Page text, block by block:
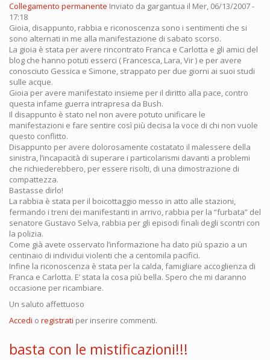
Collegamento permanente Inviato da gargantua il Mer, 06/13/2007 -
17:18
Gioia, disappunto, rabbia e riconoscenza sono i sentimenti che si
sono alternati in me alla manifestazione di sabato scorso.
La gioia è stata per avere rincontrato Franca e Carlotta e gli amici del
blog che hanno potuti esserci ( Francesca, Lara, Vir ) e per avere
conosciuto Gessica e Simone, strappato per due giorni ai suoi studi
sulle acque.
Gioia per avere manifestato insieme per il diritto alla pace, contro
questa infame guerra intrapresa da Bush.
Il disappunto è stato nel non avere potuto unificare le
manifestazioni e fare sentire così più decisa la voce di chi non vuole
questo conflitto.
Disappunto per avere dolorosamente costatato il malessere della
sinistra, l’incapacità di superare i particolarismi davanti a problemi
che richiederebbero, per essere risolti, di una dimostrazione di
compattezza.
Bastasse dirlo!
La rabbia è stata per il boicottaggio messo in atto alle stazioni,
fermando i treni dei manifestanti in arrivo, rabbia per la “furbata” del
senatore Gustavo Selva, rabbia per gli episodi finali degli scontri con
la polizia.
Come già avete osservato l’informazione ha dato più spazio a un
centinaio di individui violenti che a centomila pacifici.
Infine la riconoscenza è stata per la calda, famigliare accoglienza di
Franca e Carlotta. E’ stata la cosa più bella. Spero che mi daranno
occasione per ricambiare.
Un saluto affettuoso
Accedi o registrati per inserire commenti.
basta con le mistificazioni!!!